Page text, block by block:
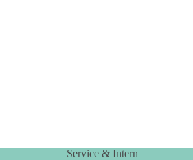
Service & Intern